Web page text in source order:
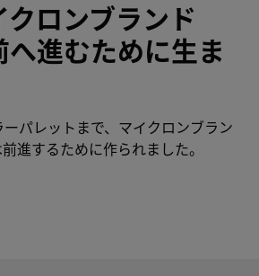
ロンブランド
へ進むために生ま
パレットまで、マイクロンブラン
進するために作られました。